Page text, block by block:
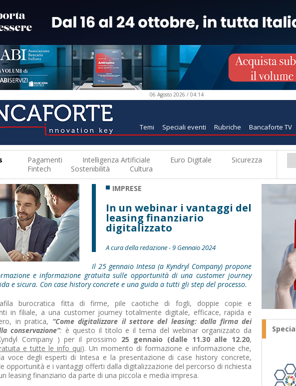
06 Agosto 2026 / 04:14
Temi Speciali eventi Rubriche Bancaforte TV
Pagamenti Intelligenza Artificiale Euro Digitale
Sicurezza
Fintech
Sostenibilità Cultura
IMPRESE
In un webinar i vantaggi del
leasing finanziario
digitalizzato
A cura della redazione - 9 Gennaio 2024
Il 25 gennaio Intesa (a Kyndryl Company) propone
e informazione gratuita sulle opportunità di una customer journey
e sicura. Con case history concrete e una guida a tutti gli step del processo.
burocratica fitta di firme, pile caotiche di fogli, doppie copie e
in filiale, a una customer journey totalmente digitale, efficace, rapida e
in pratica, “Come digitalizzare il settore del leasing: dalla firma dei
conservazione”: è questo il titolo e il tema del webinar organizzato da
Company ) per il prossimo 25 gennaio (dalle 11.30 alle 12.20,
e tutte le info qui). Un momento di formazione e informazione che,
voce degli esperti di Intesa e la presentazione di case history concrete,
opportunità e i vantaggi offerti dalla digitalizzazione del percorso di richiesta
leasing finanziario da parte di una piccola e media impresa.